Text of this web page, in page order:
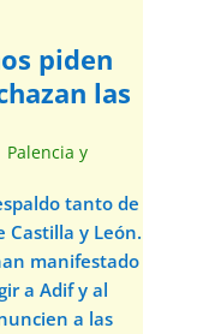
piden
las
Palencia y
tanto de
Castilla y León.
manifestado
a Adif y al
a las